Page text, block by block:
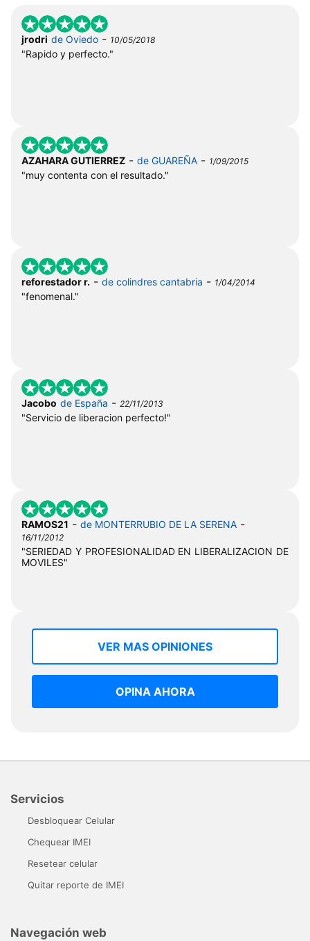
jrodri de Oviedo - 10/05/2018
"Rapido y perfecto."
AZAHARA GUTIERREZ - de GUAREÑA - 1/09/2015
"muy contenta con el resultado."
reforestador r. - de colindres cantabria - 1/04/2014
"fenomenal."
Jacobo de España - 22/11/2013
"Servicio de liberacion perfecto!"
RAMOS21 - de MONTERRUBIO DE LA SERENA -
16/11/2012
"SERIEDAD Y PROFESIONALIDAD EN LIBERALIZACION DE
MOVILES"
VER MAS OPINIONES
OPINA AHORA
Servicios
Desbloquear Celular
Chequear IMEI
Resetear celular
Quitar reporte de IMEI
Navegación web